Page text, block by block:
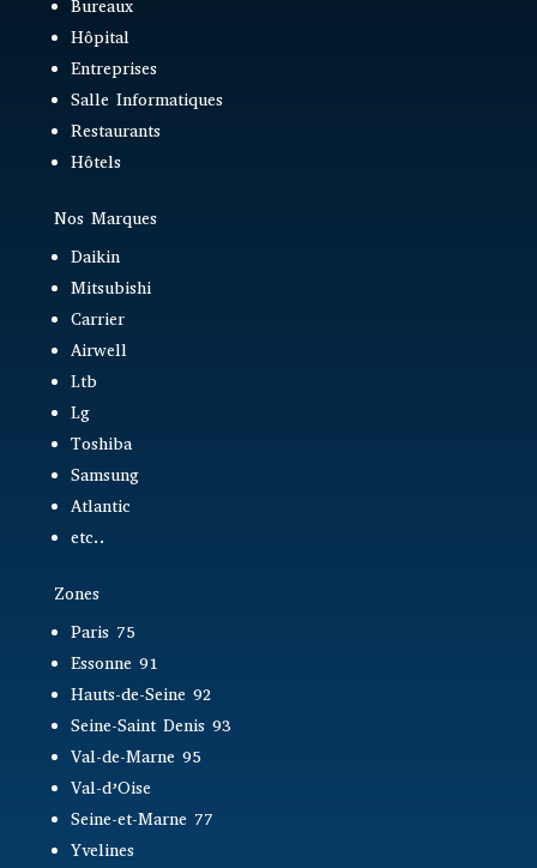
Bureaux
Hôpital
Entreprises
Salle Informatiques
Restaurants
Hôtels
Nos Marques
Daikin
Mitsubishi
Carrier
Airwell
Ltb
Lg
Toshiba
Samsung
Atlantic
etc..
Zones
Paris 75
Essonne 91
Hauts-de-Seine 92
Seine-Saint Denis 93
Val-de-Marne 95
Val-d’Oise
Seine-et-Marne 77
Yvelines